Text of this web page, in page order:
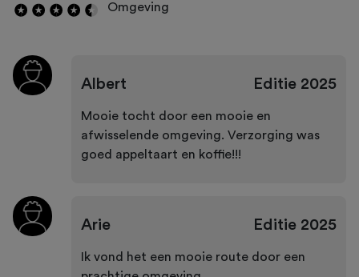
Omgeving
Albert Editie2025
Mooie tocht door een mooie en
afwisselende omgeving. Verzorging was
goed appeltaart en koffie!!!
Arie Editie2025
Ik vond het een mooie route door een